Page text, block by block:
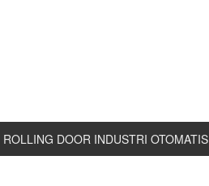
ROLLING DOOR INDUSTRI OTOMATIS